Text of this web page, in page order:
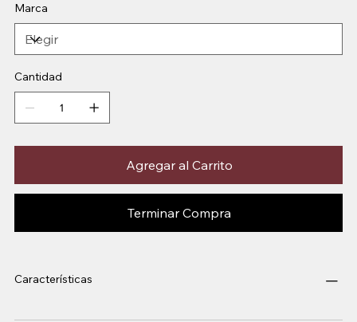
Marca
Cantidad
Agregar al Carrito
Terminar Compra
Características